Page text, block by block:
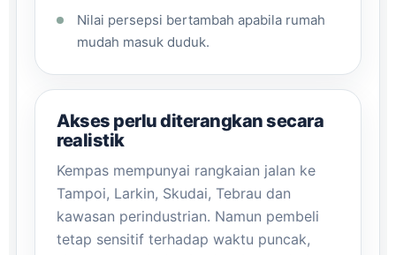
Nilai persepsi bertambah apabila rumah
mudah masuk duduk.
Akses perlu diterangkan secara
realistik
Kempas mempunyai rangkaian jalan ke
Tampoi, Larkin, Skudai, Tebrau dan
kawasan perindustrian. Namun pembeli
tetap sensitif terhadap waktu puncak,